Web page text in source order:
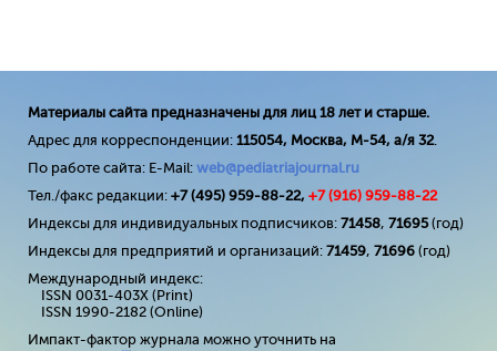
Материалы сайта предназначены для лиц 18 лет и старше.
Адрес для корреспонденции: 115054, Москва, М-54, а/я 32.
По работе сайта: E-Mail: web@pediatriajournal.ru
Тел./факс редакции: +7 (495) 959-88-22, +7 (916) 959-88-22
Индексы для индивидуальных подписчиков: 71458, 71695(год)
Индексы для предприятий и организаций: 71459, 71696 (год)
Международный индекс:
ISSN 0031-403X (Print)
ISSN 1990-2182 (Online)
Импакт-фактор журнала можно уточнить на